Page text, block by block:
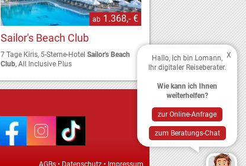
ab1.368,- €
Sailor's Beach Club
7 Tage Kiris, 5-Sterne-Hotel Sailor's Beach
Club, All Inclusive Plus
X
Hallo, ich bin Lomann,
Ihr digitaler Reiseberater.
Wie kann ich Ihnen
weiterhelfen?
zur Online-Anfrage
zum Beratungs-Chat